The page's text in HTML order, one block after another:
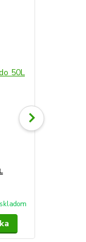
skladom